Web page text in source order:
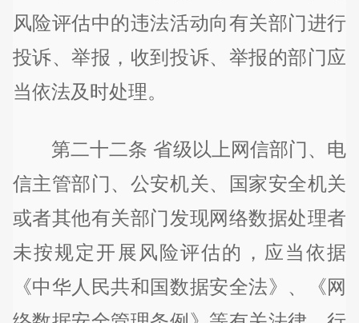
风险评估中的违法活动向有关部门进行
投诉、举报，收到投诉、举报的部门应
当依法及时处理。
第二十二条 省级以上网信部门、电
信主管部门、公安机关、国家安全机关
或者其他有关部门发现网络数据处理者
未按规定开展风险评估的，应当依据
《中华人民共和国数据安全法》、《网